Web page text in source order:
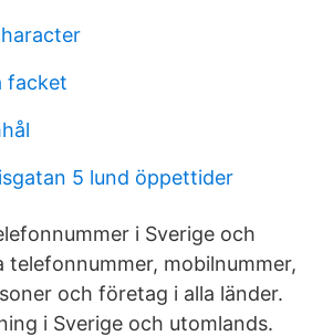
facket
5 lund öppettider
i Sverige och
telefonnummer, mobilnummer,
och företag i alla länder.
i Sverige och utomlands.